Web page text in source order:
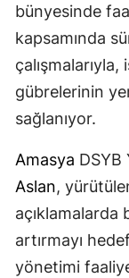
bünyesinde
kapsamında
gübrelerinin
sağlanıyor.
Amasya DSYB
Aslan,
açıklamalarda
artırmayı
yönetimi